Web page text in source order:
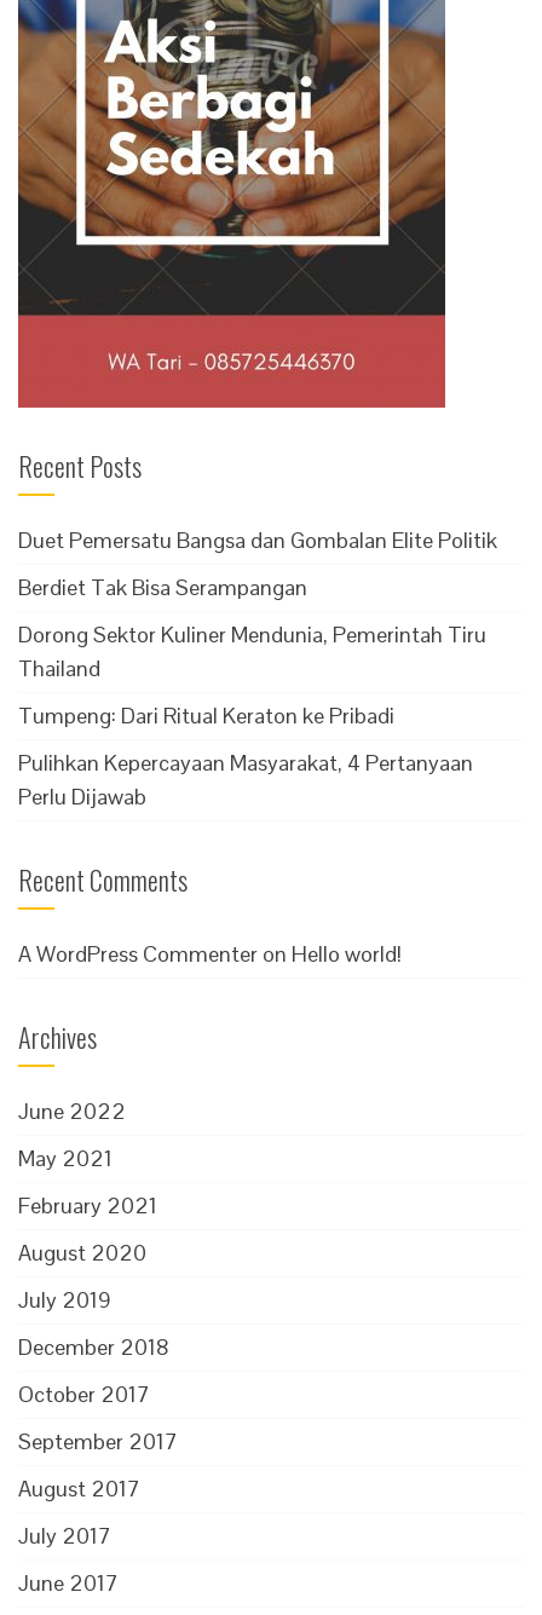
Recent Posts
Duet Pemersatu Bangsa dan Gombalan Elite Politik
Berdiet Tak Bisa Serampangan
Dorong Sektor Kuliner Mendunia, Pemerintah Tiru
Thailand
Tumpeng: Dari Ritual Keraton ke Pribadi
Pulihkan Kepercayaan Masyarakat, 4 Pertanyaan
Perlu Dijawab
Recent Comments
A WordPress Commenter on Hello world!
Archives
June 2022
May 2021
February 2021
August 2020
July 2019
December 2018
October 2017
September 2017
August 2017
July 2017
June 2017